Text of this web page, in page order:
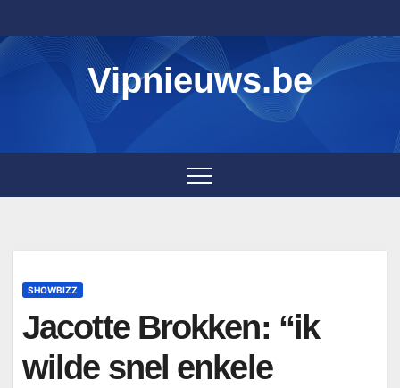
to
content
Vipnieuws.be
SHOWBIZZ
Jacotte Brokken: “ik
wilde snel enkele